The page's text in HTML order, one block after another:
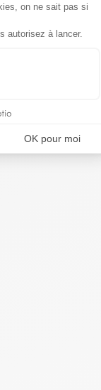
on ne sait pas si
autorisez à lancer.
OK pour moi